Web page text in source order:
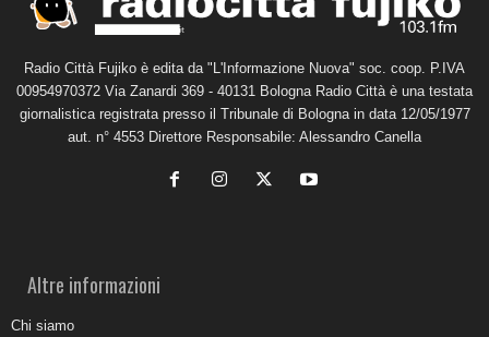
Radio Città Fujiko è edita da "L'Informazione Nuova" soc. coop. P.IVA
00954970372 Via Zanardi 369 - 40131 Bologna Radio Città è una testata
giornalistica registrata presso il Tribunale di Bologna in data 12/05/1977
aut. n° 4553 Direttore Responsabile: Alessandro Canella
Altre informazioni
Chi siamo